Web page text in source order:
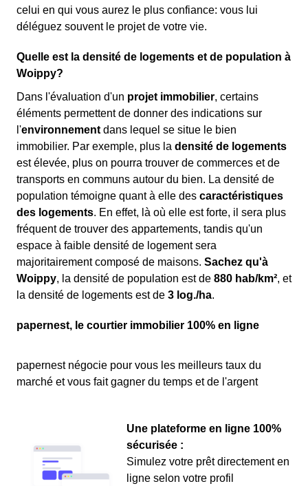
celui en qui vous aurez le plus confiance: vous lui
déléguez souvent le projet de votre vie.
Quelle est la densité de logements et de population à
Woippy?
Dans l'évaluation d'un projet immobilier, certains
éléments permettent de donner des indications sur
l'environnement dans lequel se situe le bien
immobilier. Par exemple, plus la densité de logements
est élevée, plus on pourra trouver de commerces et de
transports en communs autour du bien. La densité de
population témoigne quant à elle des caractéristiques
des logements. En effet, là où elle est forte, il sera plus
fréquent de trouver des appartements, tandis qu'un
espace à faible densité de logement sera
majoritairement composé de maisons. Sachez qu'à
Woippy, la densité de population est de 880 hab/km², et
la densité de logements est de 3 log./ha.
papernest, le courtier immobilier 100% en ligne
papernest négocie pour vous les meilleurs taux du
marché et vous fait gagner du temps et de l'argent
Une plateforme en ligne 100%
sécurisée :
Simulez votre prêt directement en
ligne selon votre profil